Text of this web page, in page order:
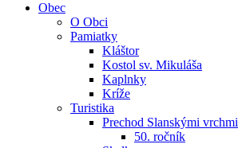
Obec
O Obci
Pamiatky
Kláštor
Kostol sv. Mikuláša
Kaplnky
Kríže
Turistika
Prechod Slanskými vrchmi
50. ročník